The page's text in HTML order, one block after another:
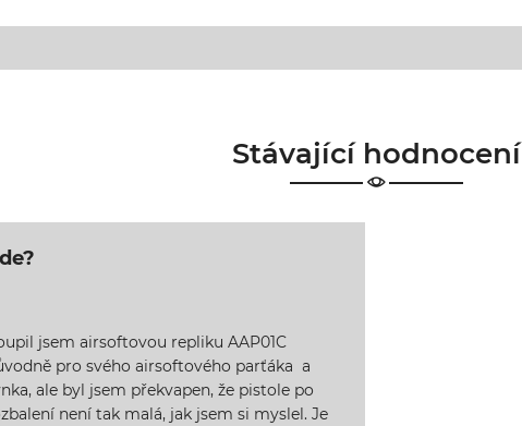
Stávající hodnocení
jsem airsoftovou repliku AAP01C
pro svého airsoftového parťáka a
ale byl jsem překvapen, že pistole po
není tak malá, jak jsem si myslel. Je